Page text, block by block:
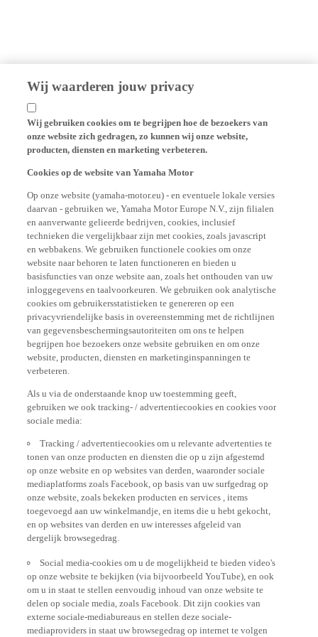
Wij waarderen jouw privacy
Wij gebruiken cookies om te begrijpen hoe de bezoekers van
onze website zich gedragen, zo kunnen wij onze website,
producten, diensten en marketing verbeteren.
Cookies op de website van Yamaha Motor
Op onze website (yamaha-motor.eu) - en eventuele lokale versies
daarvan - gebruiken we, Yamaha Motor Europe N.V., zijn filialen
en aanverwante gelieerde bedrijven, cookies, inclusief
technieken die vergelijkbaar zijn met cookies, zoals javascript
en webbakens. We gebruiken functionele cookies om onze
website naar behoren te laten functioneren en bieden u
basisfuncties van onze website aan, zoals het onthouden van uw
inloggegevens en taalvoorkeuren. We gebruiken ook analytische
cookies om gebruikersstatistieken te genereren op een
privacyvriendelijke basis in overeenstemming met de richtlijnen
van gegevensbeschermingsautoriteiten om ons te helpen
begrijpen hoe bezoekers onze website gebruiken en om onze
website, producten, diensten en marketinginspanningen te
verbeteren.
Als u via de onderstaande knop uw toestemming geeft,
gebruiken we ook tracking- / advertentiecookies en cookies voor
sociale media:
Tracking / advertentiecookies om u relevante advertenties te
tonen van onze producten en diensten die op u zijn afgestemd
op onze website en op websites van derden, waaronder sociale
mediaplatforms zoals Facebook, op basis van uw surfgedrag op
onze website, zoals bekeken producten en services , items
toegevoegd aan uw winkelmandje, en items die u hebt gekocht,
en op websites van derden en uw interesses afgeleid van
dergelijk browsegedrag.
Social media-cookies om u de mogelijkheid te bieden video's
op onze website te bekijken (via bijvoorbeeld YouTube), en ook
om u in staat te stellen eenvoudig inhoud van onze website te
delen op sociale media, zoals Facebook. Dit zijn cookies van
externe sociale-mediabureaus en stellen deze sociale-
mediaproviders in staat uw browsegedrag op internet te volgen